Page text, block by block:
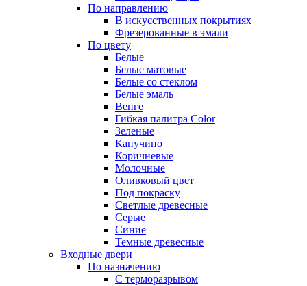
По направлению
В искусственных покрытиях
Фрезерованные в эмали
По цвету
Белые
Белые матовые
Белые со стеклом
Белые эмаль
Венге
Гибкая палитра Color
Зеленые
Капучино
Коричневые
Молочные
Оливковый цвет
Под покраску
Светлые древесные
Серые
Синие
Темные древесные
Входные двери
По назначению
С терморазрывом